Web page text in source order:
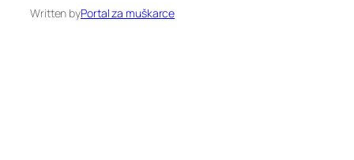
Written byPortal za muškarce